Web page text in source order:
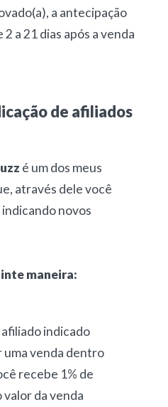
a antecipação
a 21 dias após a venda
de afiliados
é um dos meus
através dele você
novos
maneira:
indicado
uma venda dentro
recebe 1% de
valor da venda